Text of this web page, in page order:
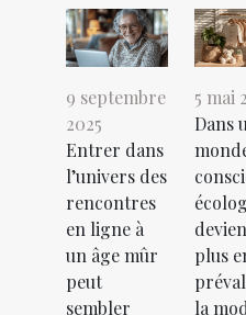
9 septembre
2025
Entrer dans
l’univers des
rencontres
en ligne à
un âge mûr
peut
sembler
5 mai
Dans
plus
la